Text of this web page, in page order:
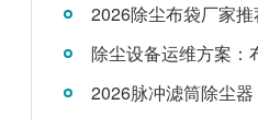
2026除尘布袋厂家
2026脉冲滤筒除尘